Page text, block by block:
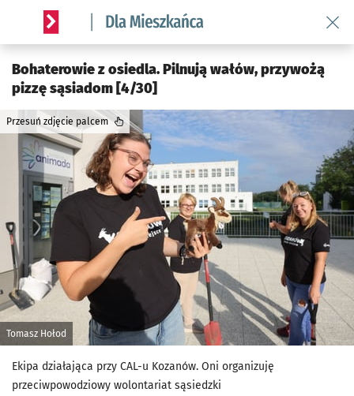
Serwis informacyjny wroclaw.pl podserwis: Dla mieszkańca
Bohaterowie z osiedla. Pilnują wałów, przywożą
pizzę sąsiadom [4/30]
Tomasz Hołod
Przesuń zdjęcie palcem
Ekipa działająca przy CAL-u Kozanów. Oni organizuję
przeciwpowodziowy wolontariat sąsiedzki